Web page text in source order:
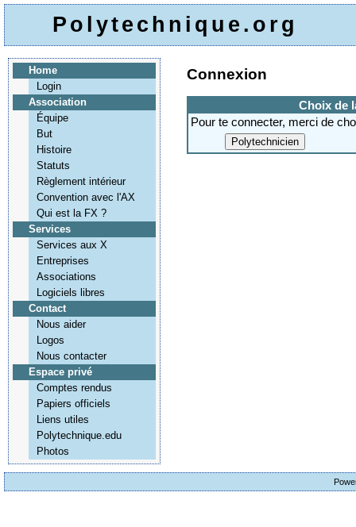
Polytechnique.org
Home
Login
Association
Équipe
But
Histoire
Statuts
Règlement intérieur
Convention avec l'AX
Qui est la FX ?
Services
Services aux X
Entreprises
Associations
Logiciels libres
Contact
Nous aider
Logos
Nous contacter
Espace privé
Comptes rendus
Papiers officiels
Liens utiles
Polytechnique.edu
Photos
Connexion
Choix de
Pour te connecter, merci de